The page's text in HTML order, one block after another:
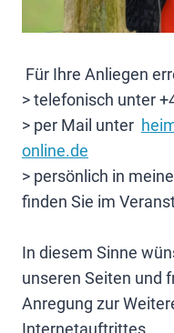
Für Ihre Anliegen
> telefonisch unter
> per Mail unter
online.de
> persönlich in
finden Sie im
In diesem Sinne
unseren Seiten und
Anregung zur
Internetauftrittes.